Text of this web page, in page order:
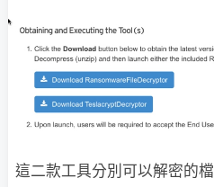
這二款工具分別可以解密的